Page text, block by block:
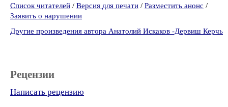
Список читателей / Версия для печати / Разместить анонс /
Заявить о нарушении
Другие произведения автора Анатолий Искаков -Дервиш Керчь
Рецензии
Написать рецензию